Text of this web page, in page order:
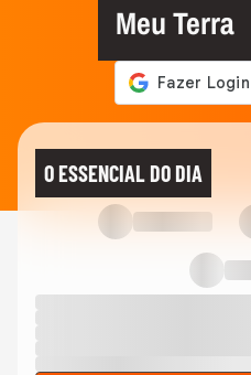
Meu Terra
O ESSENCIAL DO DIA